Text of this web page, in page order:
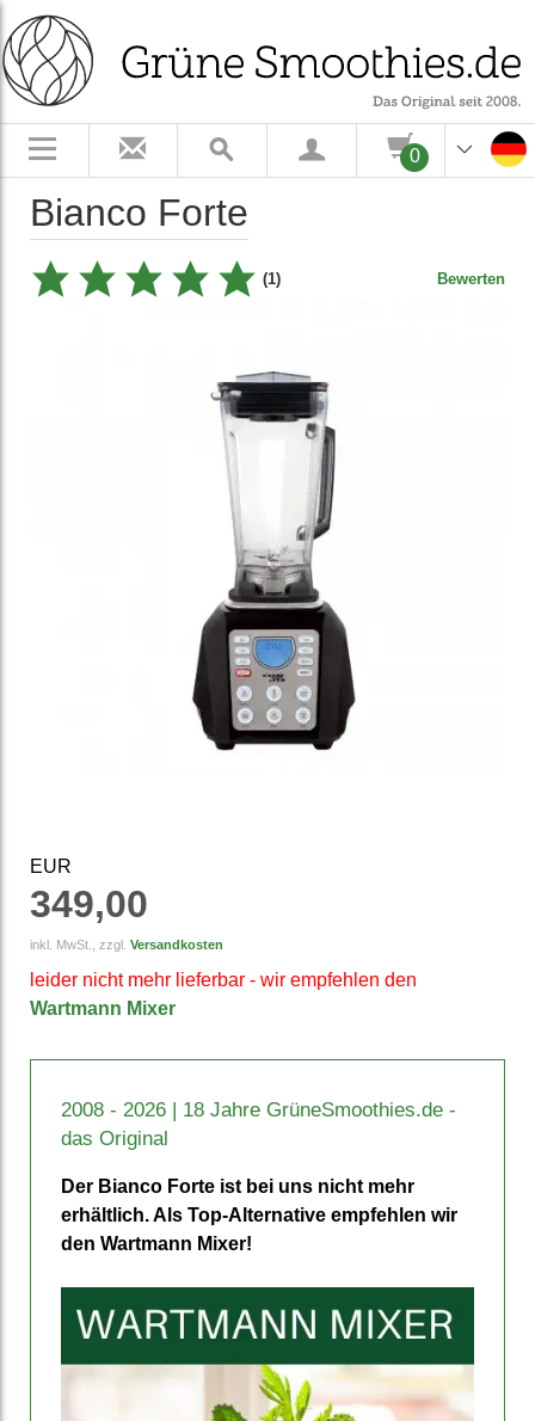
0
Bianco Forte
(1) Bewerten
EUR
349,00
inkl. MwSt., zzgl. Versandkosten
leider nicht mehr lieferbar - wir empfehlen den
Wartmann Mixer
2008 - 2026 | 18 Jahre GrüneSmoothies.de -
das Original
Der Bianco Forte ist bei uns nicht mehr
erhält­lich. Als Top-Alternative empfehlen wir
den Wartmann Mixer!